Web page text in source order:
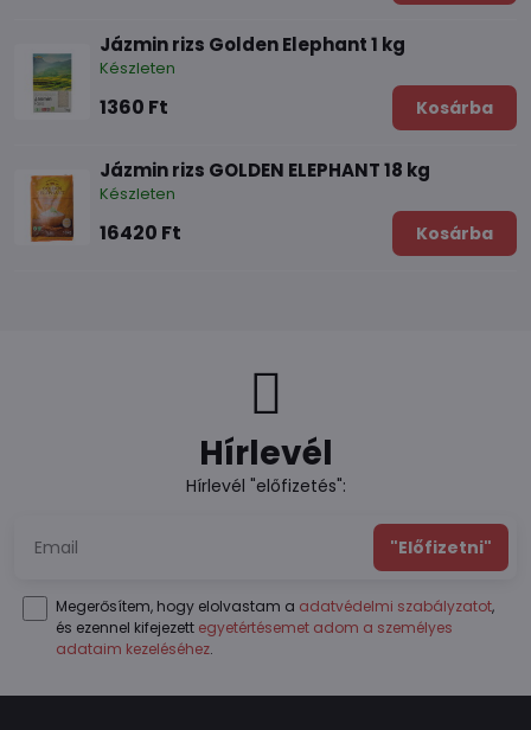
Jázmin rizs Golden Elephant 1 kg
Készleten
1360 Ft Kosárba
Jázmin rizs GOLDEN ELEPHANT 18 kg
Készleten
16420 Ft Kosárba
Hírlevél
Hírlevél "előfizetés":
"Előfizetni"
Megerősítem, hogy elolvastam a adatvédelmi szabályzatot,
és ezennel kifejezett egyetértésemet adom a személyes
adataim kezeléséhez.